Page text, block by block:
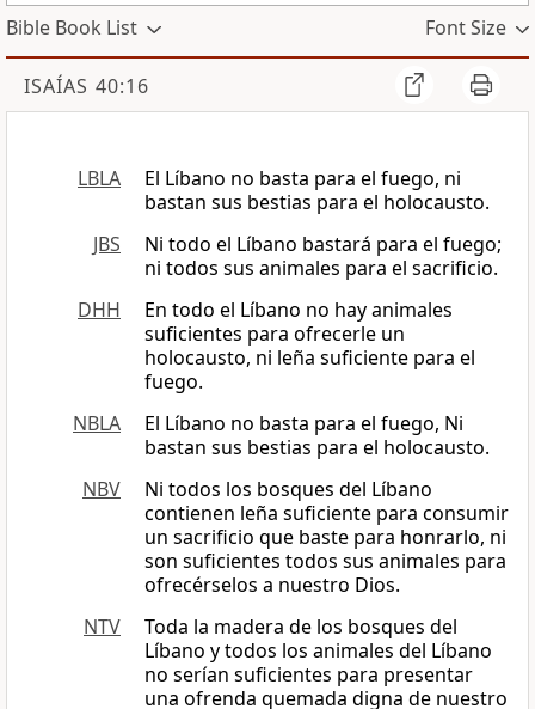
Bible Book List Font Size
ISAÍAS 40:16
LBLA
El Líbano no basta para el fuego, ni
bastan sus bestias para el holocausto.
JBS
Ni todo el Líbano bastará para el fuego;
ni todos sus animales para el sacrificio.
DHH
En todo el Líbano no hay animales
suficientes para ofrecerle un
holocausto, ni leña suficiente para el
fuego.
NBLA
El Líbano no basta para el fuego, Ni
bastan sus bestias para el holocausto.
NBV
Ni todos los bosques del Líbano
contienen leña suficiente para consumir
un sacrificio que baste para honrarlo, ni
son suficientes todos sus animales para
ofrecérselos a nuestro Dios.
NTV
Toda la madera de los bosques del
Líbano y todos los animales del Líbano
no serían suficientes para presentar
una ofrenda quemada digna de nuestro